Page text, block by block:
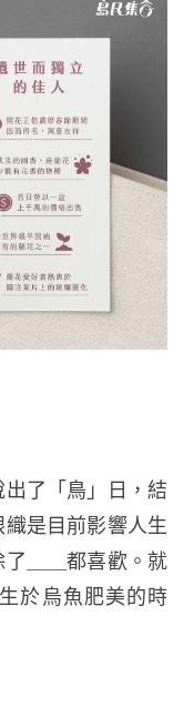
了「鳥」日，結
是目前影響人生
＿＿都喜歡。就
於烏魚肥美的時